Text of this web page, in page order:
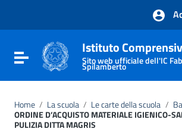
Vai al footer
Attiva / disattiva la navigazione
Istituto
Sito web ufficiale dell'IC
Spilamberto
Home / La scuola / Le carte della scuola /
ORDINE D’ACQUISTO MATERIALE IGIENICO-
PULIZIA DITTA MAGRIS